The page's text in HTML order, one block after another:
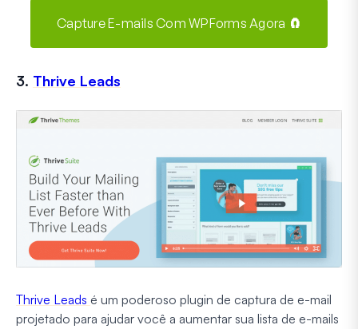
Capture E-mails Com WPForms Agora 🧲
3. Thrive Leads
Thrive Leads é um poderoso plugin de captura de e-mail
projetado para ajudar você a aumentar sua lista de e-mails